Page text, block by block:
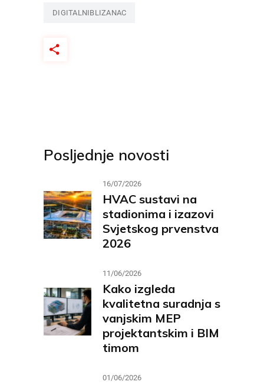
DIGITALNIBLIZANAC
Posljednje novosti
16/07/2026
HVAC sustavi na
stadionima i izazovi
Svjetskog prvenstva
2026
11/06/2026
Kako izgleda
kvalitetna suradnja s
vanjskim MEP
projektantskim i BIM
timom
01/06/2026